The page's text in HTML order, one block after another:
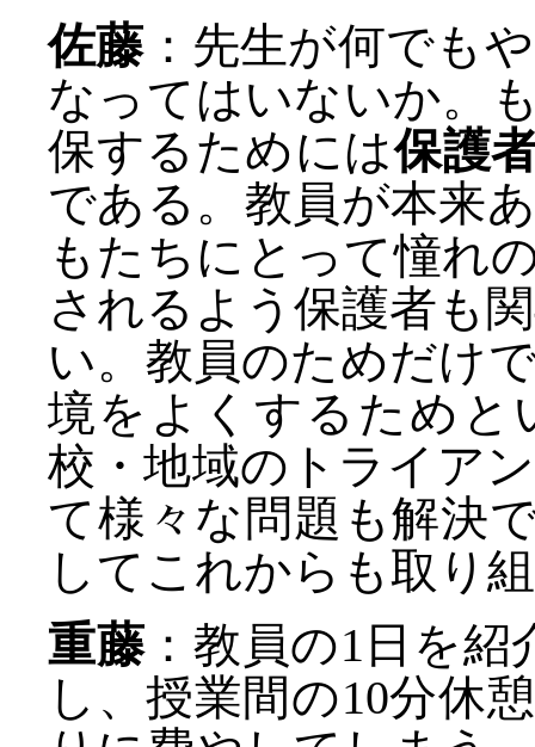
佐藤：先生が何でも
なってはいないか。
保するためには保護
である。教員が本来
もたちにとって憧れ
されるよう保護者も
い。教員のためだけ
境をよくするためと
校・地域のトライア
て様々な問題も解決
してこれからも取り
重藤：教員の1日を紹
し、授業間の10分休